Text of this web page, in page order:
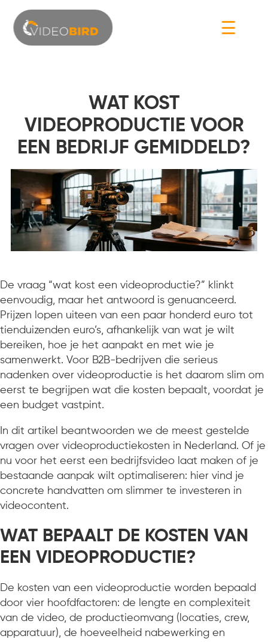
☰
WAT KOST
VIDEOPRODUCTIE VOOR
EEN BEDRIJF GEMIDDELD?
De vraag “wat kost een videoproductie?” klinkt
eenvoudig, maar het antwoord is genuanceerd.
Prijzen lopen uiteen van een paar honderd euro tot
tienduizenden euro’s, afhankelijk van wat je wilt
bereiken, hoe je het aanpakt en met wie je
samenwerkt. Voor B2B-bedrijven die serieus
nadenken over videoproductie is het daarom slim om
eerst te begrijpen wat die kosten bepaalt, voordat je
een budget vastpint.
In dit artikel beantwoorden we de meest gestelde
vragen over videoproductiekosten in Nederland. Of je
nu voor het eerst een bedrijfsvideo laat maken of je
bestaande aanpak wilt optimaliseren: hier vind je
concrete handvatten om slimmer te investeren in
videocontent.
WAT BEPAALT DE KOSTEN VAN
EEN VIDEOPRODUCTIE?
De kosten van een videoproductie worden bepaald
door vier hoofdfactoren: de lengte en complexiteit
van de video, de productieomvang (locaties, crew,
apparatuur), de hoeveelheid nabewerking en